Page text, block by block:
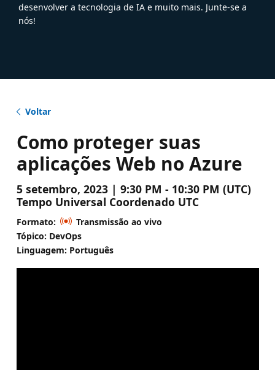
desenvolver a tecnologia de IA e muito mais. Junte-se a
nós!
Voltar
Como proteger suas
aplicações Web no Azure
5 setembro, 2023 | 9:30 PM - 10:30 PM (UTC)
Tempo Universal Coordenado UTC
Formato:
Transmissão ao vivo
Tópico: DevOps
Linguagem: Português